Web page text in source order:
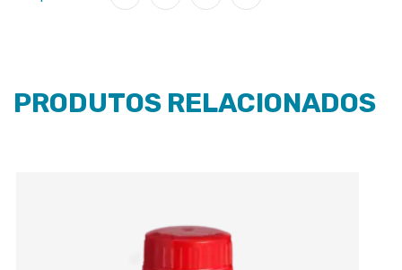
PRODUTOS RELACIONADOS